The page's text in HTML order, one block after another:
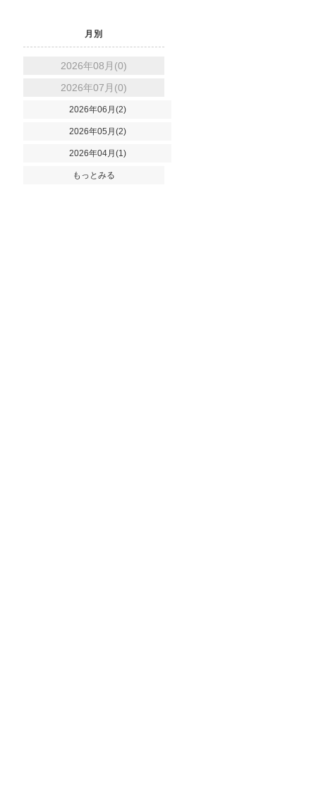
月別
2026年08月(0)
2026年07月(0)
2026年06月(2)
2026年05月(2)
2026年04月(1)
もっとみる